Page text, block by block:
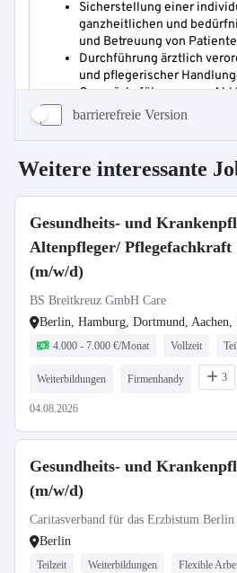
barrierefreie Version
Weitere interessante
Gesundheits- und
Altenpfleger/ Pflegefachkraft
(m/w/d)
BS Breitkreuz GmbH Care
Berlin, Hamburg, Dortmund, Aachen,
4.000 - 7.000 €/Monat Vollzeit
Weiterbildungen Firmenhandy 3
04.08.2026
Gesundheits- und
(m/w/d)
Caritasverband für das Erzbistum Berlin
Berlin
Teilzeit Weiterbildungen Flexible